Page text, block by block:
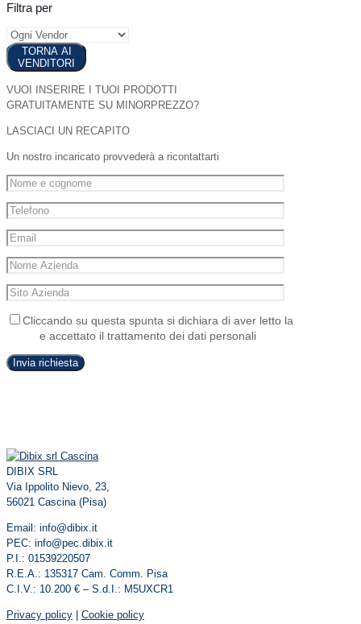
Filtra per
TORNA AI
VENDITORI
VUOI INSERIRE I TUOI PRODOTTI
GRATUITAMENTE SU MINORPREZZO?
LASCIACI UN RECAPITO
Un nostro incaricato provvederà a ricontattarti
Cliccando su questa spunta si dichiara di aver letto la
e accettato il trattamento dei dati personali
DIBIX SRL
Via Ippolito Nievo, 23,
56021 Cascina (Pisa)
Email: info@dibix.it
PEC: info@pec.dibix.it
P.I.: 01539220507
R.E.A.: 135317 Cam. Comm. Pisa
C.I.V.: 10.200 € – S.d.I.: M5UXCR1
Privacy policy Cookie policy